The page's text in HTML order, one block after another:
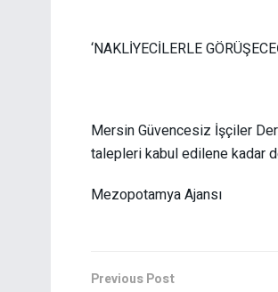
‘NAKLİYECİLERLE
Mersin Güvencesiz İşçiler
talepleri kabul edilene kadar
Mezopotamya Ajansı
Previous Post